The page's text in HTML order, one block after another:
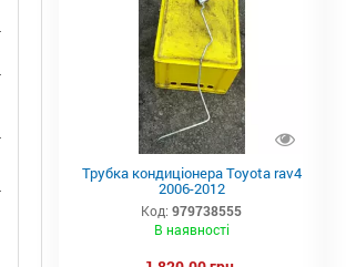
Трубка кондиціонера Toyota rav4
2006-2012
Код: 979738555
В наявності